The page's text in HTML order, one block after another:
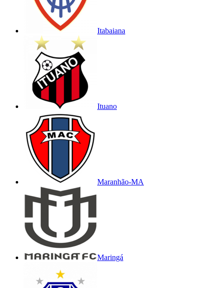
Itabaiana
Ituano
Maranhão-MA
Maringá